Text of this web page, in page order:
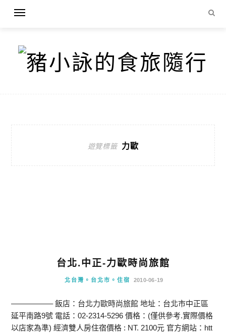
遊覽標籤 力歐
台北.中正-力歐時尚旅館
北台灣。台北市。住宿 2010-06-19
—————– 飯店：台北力歐時尚旅館 地址：台北市中正區
延平南路9號 電話：02-2314-5296 價格：(僅供參考.實際價格
以店家為準) 經濟雙人房住宿價格 : NT. 2100元 官方網站：htt